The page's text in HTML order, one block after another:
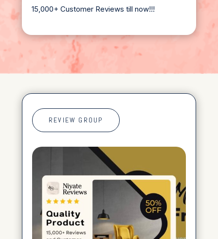
15,000+ Customer Reviews till now!!!
REVIEW GROUP